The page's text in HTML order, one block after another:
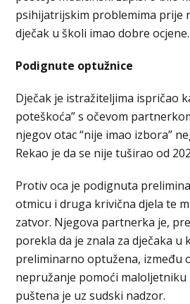
psihijatrijskim problemima prije
dječak u školi imao dobre ocjene.
Podignute optužnice
Dječak je istražiteljima ispričao
poteškoća” s očevom
njegov otac “nije imao izbora”
Rekao je da se nije tuširao od
Protiv oca je podignuta
otmicu i druga krivična djela te
zatvor. Njegova partnerka je,
porekla da je znala za dječaka u
preliminarno optužena, između
nepružanje pomoći maloljetniku
puštena je uz sudski nadzor.